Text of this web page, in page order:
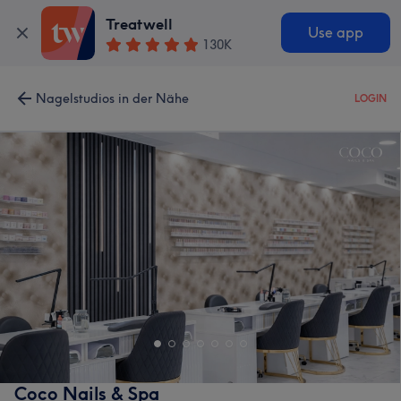
Treatwell
130K
Use app
Nagelstudios in der Nähe LOGIN
Coco Nails & Spa